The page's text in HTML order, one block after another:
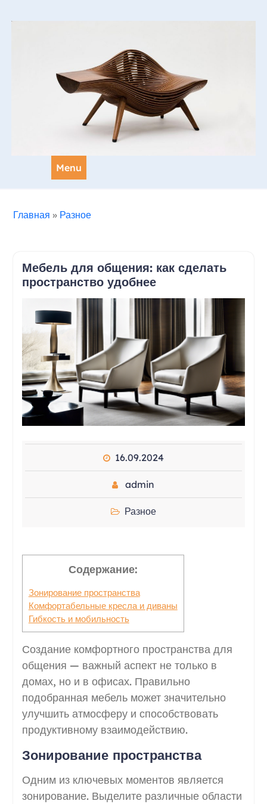
Menu
Главная » Разное
Мебель для общения: как сделать
пространство удобнее
16.09.2024
admin
Разное
Содержание:
Зонирование пространства
Комфортабельные кресла и диваны
Гибкость и мобильность
Создание комфортного пространства для
общения — важный аспект не только в
домах, но и в офисах. Правильно
подобранная мебель может значительно
улучшить атмосферу и способствовать
продуктивному взаимодействию.
Зонирование пространства
Одним из ключевых моментов является
зонирование. Выделите различные области